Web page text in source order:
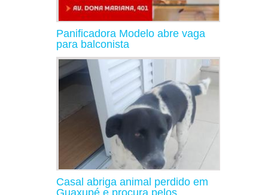
Panificadora Modelo abre vaga
para balconista
Casal abriga animal perdido em
Guaxupé e procura pelos